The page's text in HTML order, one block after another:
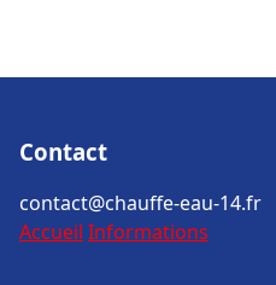
Contact
contact@chauffe-eau-14.fr
Accueil Informations